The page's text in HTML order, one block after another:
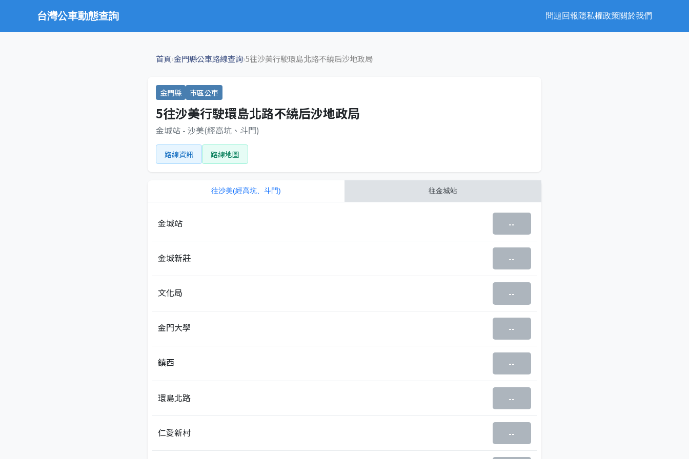
台灣公車動態查詢 問題回報隱私權政策關於我們
首頁›金門縣公車路線查詢›5往沙美行駛環島北路不繞后沙地政局
金門縣 市區公車
5往沙美行駛環島北路不繞后沙地政局
金城站 - 沙美(經高坑、斗門)
路線資訊 路線地圖
往沙美(經高坑、斗門) 往金城站
金城站 --
金城新莊 --
文化局 --
金門大學 --
鎮西 --
環島北路 --
仁愛新村 --